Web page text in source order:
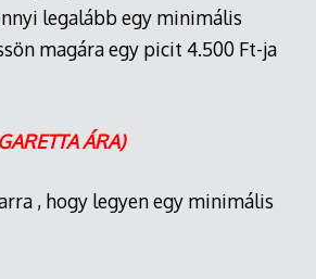
legalább egy minimális
magára egy picit 4.500 Ft-ja
ÁRA)
, hogy legyen egy minimális